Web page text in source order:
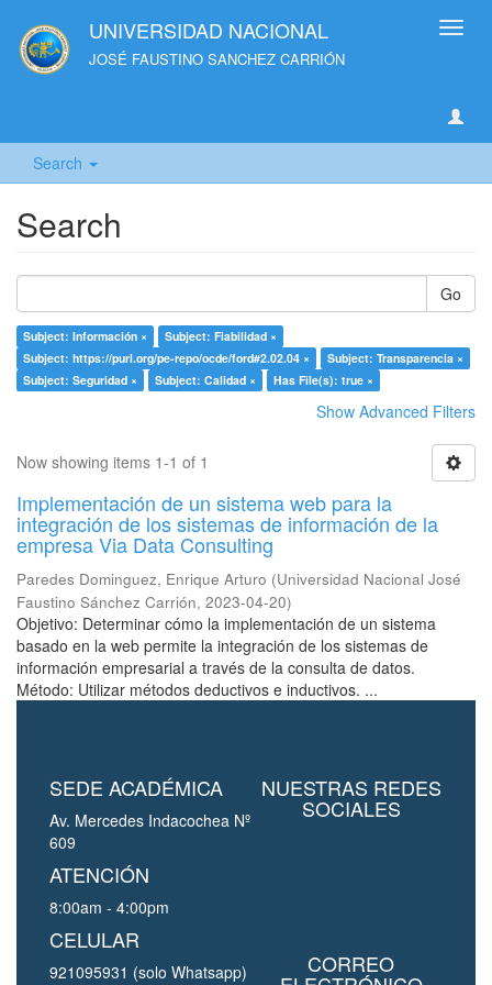
UNIVERSIDAD NACIONAL
JOSÉ FAUSTINO SANCHEZ CARRIÓN
Search
Search
Go
Subject: Información ×
Subject: Fiabilidad ×
Subject: https://purl.org/pe-repo/ocde/ford#2.02.04 ×
Subject: Transparencia ×
Subject: Seguridad ×
Subject: Calidad × Has File(s): true ×
Show Advanced Filters
Now showing items 1-1 of 1
Implementación de un sistema web para la
integración de los sistemas de información de la
empresa Via Data Consulting
Paredes Dominguez, Enrique Arturo (Universidad Nacional José
Faustino Sánchez Carrión, 2023-04-20)
Objetivo: Determinar cómo la implementación de un sistema
basado en la web permite la integración de los sistemas de
información empresarial a través de la consulta de datos.
Método: Utilizar métodos deductivos e inductivos. ...
SEDE ACADÉMICA
Av. Mercedes Indacochea Nº
609
ATENCIÓN
8:00am - 4:00pm
CELULAR
921095931 (solo Whatsapp)
NUESTRAS REDES
SOCIALES
CORREO